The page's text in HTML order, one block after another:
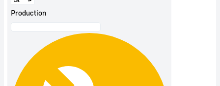
Production